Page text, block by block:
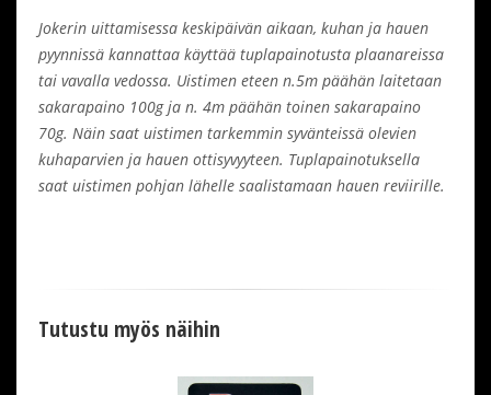
Jokerin uittamisessa keskipäivän aikaan, kuhan ja hauen
pyynnissä kannattaa käyttää tuplapainotusta plaanareissa
tai vavalla vedossa. Uistimen eteen n.5m päähän laitetaan
sakarapaino 100g ja n. 4m päähän toinen sakarapaino
70g. Näin saat uistimen tarkemmin syvänteissä olevien
kuhaparvien ja hauen ottisyvyyteen. Tuplapainotuksella
saat uistimen pohjan lähelle saalistamaan hauen reviirille.
Tutustu myös näihin